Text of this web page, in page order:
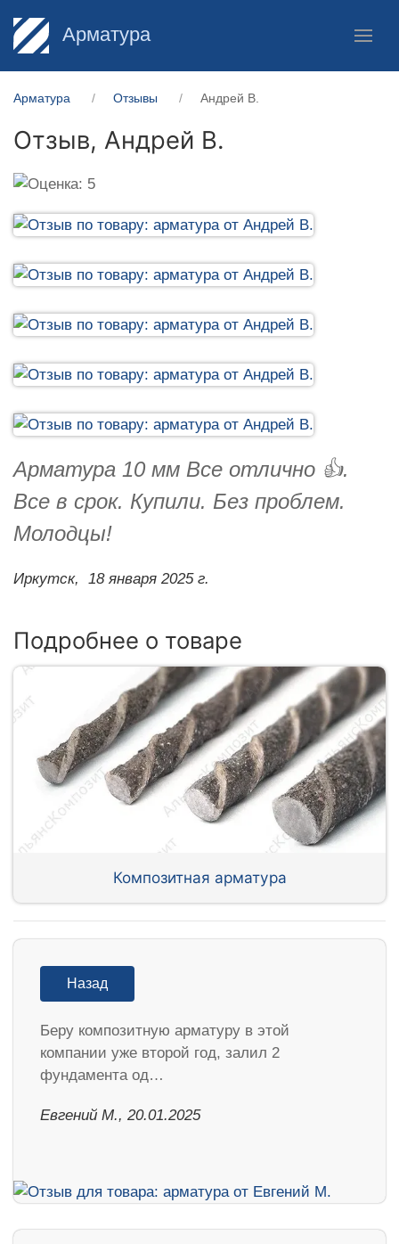
Арматура
Арматура Отзывы Андрей В.
Отзыв, Андрей В.
Арматура 10 мм Все отлично 👍.
Все в срок. Купили. Без проблем.
Молодцы!
Иркутск, 18 января 2025 г.
Подробнее о товаре
Композитная арматура
Назад
Беру композитную арматуру в этой
компании уже второй год, залил 2
фундамента од…
​Евгений М., 20.01.2025